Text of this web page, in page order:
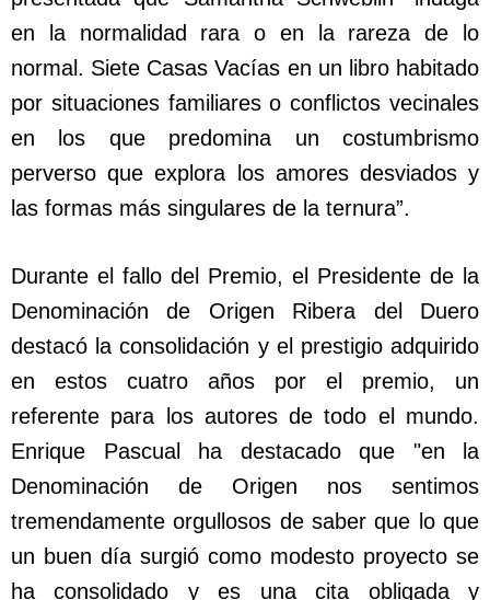
en la normalidad rara o en la rareza de lo
normal. Siete Casas Vacías en un libro habitado
por situaciones familiares o conflictos vecinales
en los que predomina un costumbrismo
perverso que explora los amores desviados y
las formas más singulares de la ternura”.
Durante el fallo del Premio, el Presidente de la
Denominación de Origen Ribera del Duero
destacó la consolidación y el prestigio adquirido
en estos cuatro años por el premio, un
referente para los autores de todo el mundo.
Enrique Pascual ha destacado que "en la
Denominación de Origen nos sentimos
tremendamente orgullosos de saber que lo que
un buen día surgió como modesto proyecto se
ha consolidado y es una cita obligada y